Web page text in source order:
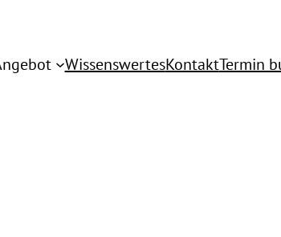
WissenswertesKontaktTermin